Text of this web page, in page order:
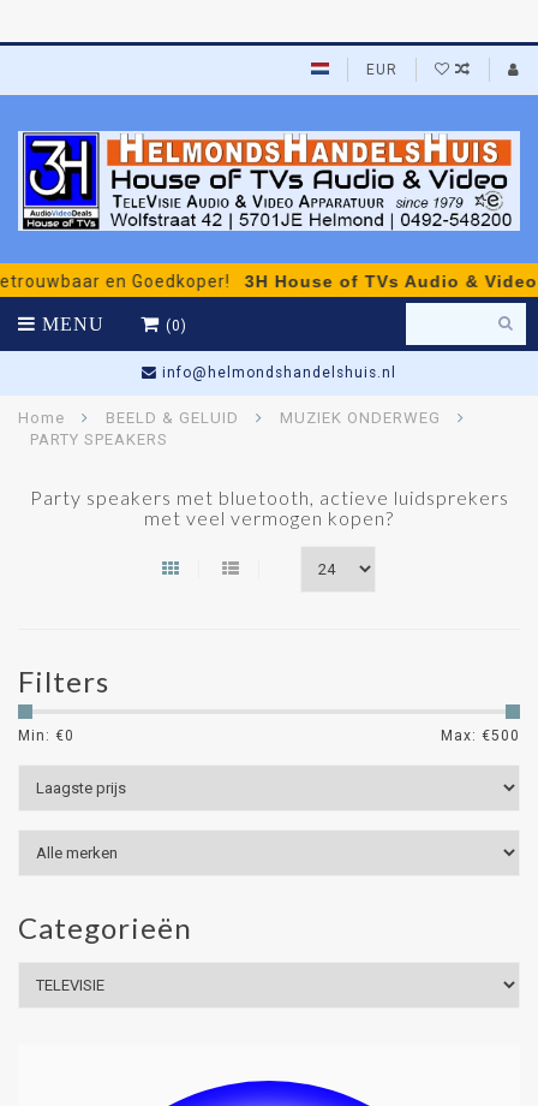
EUR
en Goedkoper!3H House of TVs Audio & Video -
MENU (0)
Gratis Persoonlijk Advies
Home BEELD & GELUID
MUZIEK ONDERWEG
PARTY SPEAKERS
Party speakers met bluetooth, actieve luidsprekers
met veel vermogen kopen?
Filters
Min: €0 Max: €500
Categorieën